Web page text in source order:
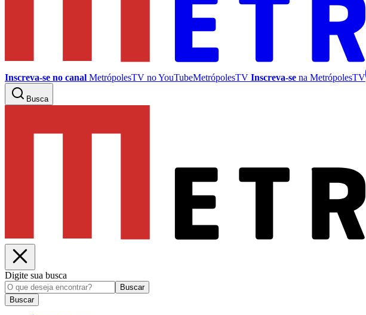
Inscreva-se no canal MetrópolesTV noYouTubeMetrópolesTV Inscreva-se na MetrópolesTV
Busca
Digite sua busca
Buscar
Buscar